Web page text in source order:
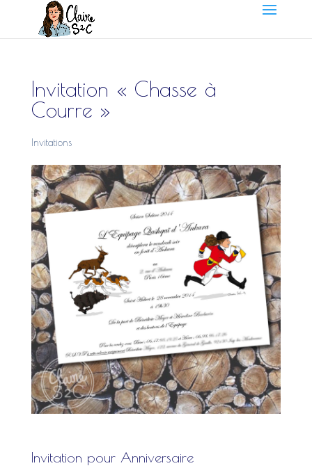
Invitation « Chasse à
Courre »
Invitations
Invitation pour Anniversaire